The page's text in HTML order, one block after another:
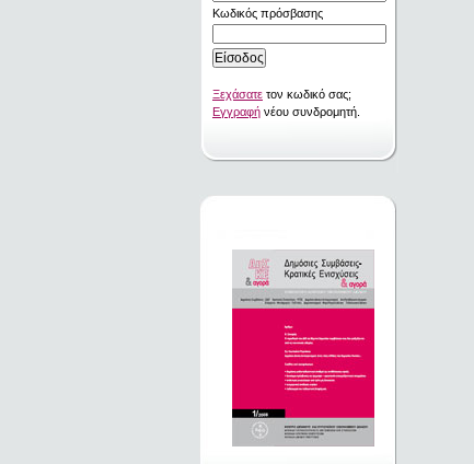
Κωδικός πρόσβασης
Ξεχάσατε τον κωδικό σας;
Εγγραφή νέου συνδρομητή.